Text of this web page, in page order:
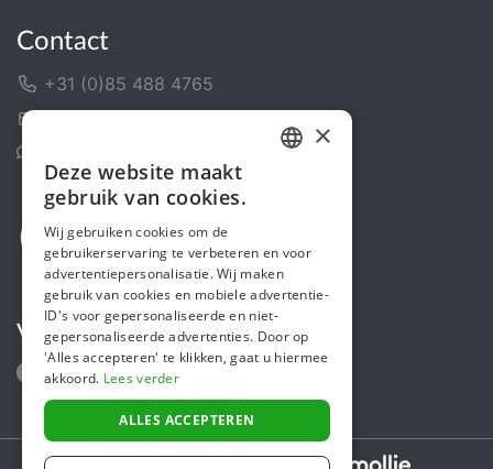
Contact
+31 (0)85 488 4765
Volg ons
Secure payments powered by
ENGLISH
×
Deze website maakt
gebruik van cookies.
Wij gebruiken cookies om de
gebruikerservaring te verbeteren en voor
advertentiepersonalisatie. Wij maken
gebruik van cookies en mobiele advertentie-
ID's voor gepersonaliseerde en niet-
gepersonaliseerde advertenties. Door op
'Alles accepteren' te klikken, gaat u hiermee
akkoord. Lees verder
ALLES ACCEPTEREN